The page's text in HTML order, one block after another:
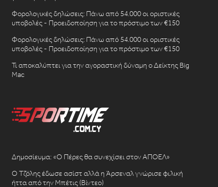
Φορολογικές δηλώσεις: Πάνω από 54.000 οι οριστικές
υποβολές - Προειδοποίηση για το πρόστιμο των €150
Φορολογικές δηλώσεις: Πάνω από 54.000 οι οριστικές
υποβολές - Προειδοποίηση για το πρόστιμο των €150
Τι αποκαλύπτει για την αγοραστική δύναμη ο Δείκτης Big
Mac
Δημοσίευμα: «Ο Πέρες θα συνεχίσει στον ΑΠΟΕΛ»
Ο Τζόλης έδωσε ασίστ αλλά η Άρσεναλ γνώρισε φιλική
ήττα από την Μπέτις (Βίντεο)